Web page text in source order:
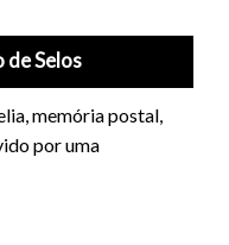
de Selos
memória postal,
por uma